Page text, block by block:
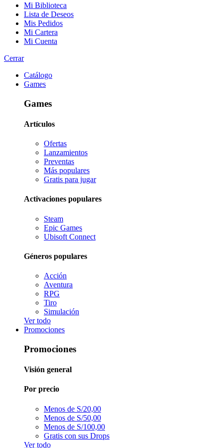
Mi Biblioteca
Lista de Deseos
Mis Pedidos
Mi Cartera
Mi Cuenta
Cerrar
Catálogo
Games
Games
Artículos
Ofertas
Lanzamientos
Preventas
Más populares
Gratis para jugar
Activaciones populares
Steam
Epic Games
Ubisoft Connect
Géneros populares
Acción
Aventura
RPG
Tiro
Simulación
Ver todo
Promociones
Promociones
Visión general
Por precio
Menos de S/20,00
Menos de S/50,00
Menos de S/100,00
Gratis con sus Drops
Ver todo